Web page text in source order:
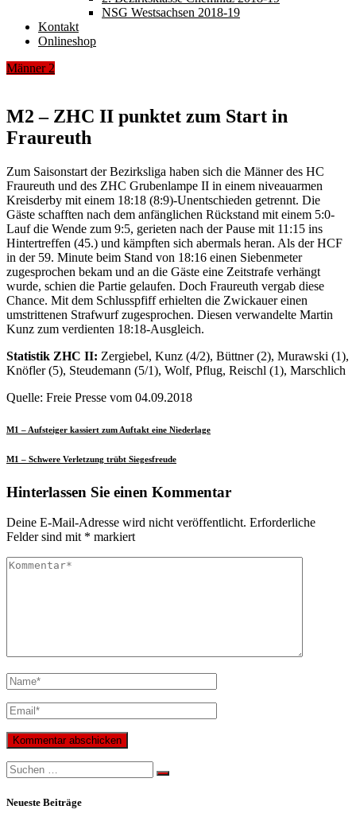
NSG Westsachsen 2018-19
Kontakt
Onlineshop
Männer 2
M2 – ZHC II punktet zum Start in
Fraureuth
Zum Saisonstart der Bezirksliga haben sich die Männer des HC
Fraureuth und des ZHC Grubenlampe II in einem niveauarmen
Kreisderby mit einem 18:18 (8:9)-Unentschieden getrennt. Die
Gäste schafften nach dem anfänglichen Rückstand mit einem 5:0-
Lauf die Wende zum 9:5, gerieten nach der Pause mit 11:15 ins
Hintertreffen (45.) und kämpften sich abermals heran. Als der HCF
in der 59. Minute beim Stand von 18:16 einen Siebenmeter
zugesprochen bekam und an die Gäste eine Zeitstrafe verhängt
wurde, schien die Partie gelaufen. Doch Fraureuth vergab diese
Chance. Mit dem Schlusspfiff erhielten die Zwickauer einen
umstrittenen Strafwurf zugesprochen. Diesen verwandelte Martin
Kunz zum verdienten 18:18-Ausgleich.
Statistik ZHC II: Zergiebel, Kunz (4/2), Büttner (2), Murawski (1),
Knöfler (5), Steudemann (5/1), Wolf, Pflug, Reischl (1), Marschlich
Quelle: Freie Presse vom 04.09.2018
M1 – Aufsteiger kassiert zum Auftakt eine Niederlage
M1 – Schwere Verletzung trübt Siegesfreude
Hinterlassen Sie einen Kommentar
Deine E-Mail-Adresse wird nicht veröffentlicht. Erforderliche
Felder sind mit * markiert
Search
for:
Neueste Beiträge